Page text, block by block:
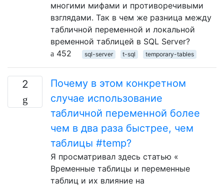
многими мифами и противоречивыми
взглядами. Так в чем же разница между
табличной переменной и локальной
временной таблицей в SQL Server?
452
sql-server t-sql temporary-tables
2
Почему в этом конкретном
случае использование
табличной переменной более
чем в два раза быстрее, чем
таблицы #temp?
Я просматривал здесь статью «
Временные таблицы и переменные
таблиц и их влияние на